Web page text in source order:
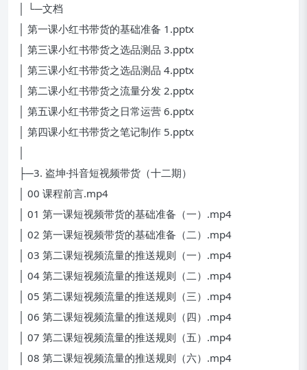
│ └─文档
│ 第一课小红书带货的基础准备 1.pptx
│ 第三课小红书带货之选品测品 3.pptx
│ 第三课小红书带货之选品测品 4.pptx
│ 第二课小红书带货之流量分发 2.pptx
│ 第五课小红书带货之日常运营 6.pptx
│ 第四课小红书带货之笔记制作 5.pptx
├─3. 盗坤·抖音短视频带货（十二期）
│ 00 课程前言.mp4
│ 01 第一课短视频带货的基础准备（一）.mp4
│ 02 第一课短视频带货的基础准备（二）.mp4
│ 03 第二课短视频流量的推送规则（一）.mp4
│ 04 第二课短视频流量的推送规则（二）.mp4
│ 05 第二课短视频流量的推送规则（三）.mp4
│ 06 第二课短视频流量的推送规则（四）.mp4
│ 07 第二课短视频流量的推送规则（五）.mp4
│ 08 第二课短视频流量的推送规则（六）.mp4